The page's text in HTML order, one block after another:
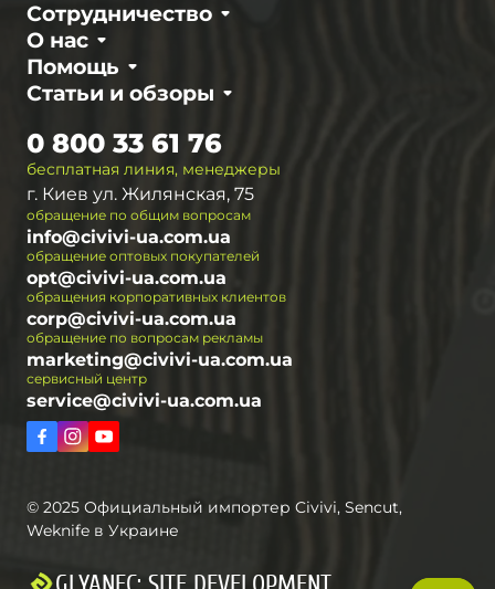
О нас
Сотрудничество
Статьи и обзоры
Помощь
бесплатная линия, менеджеры
0 800 33 61 76
г. Киев ул. Жилянская, 75
обращение по общим вопросам
info@civivi-ua.com.ua
обращение оптовых покупателей
opt@civivi-ua.com.ua
обращения корпоративных клиентов
corp@civivi-ua.com.ua
обращение по вопросам рекламы
marketing@civivi-ua.com.ua
сервисный центр
service@civivi-ua.com.ua
© 2025 Официальный импортер Civivi, Sencut,
Weknife в Украине